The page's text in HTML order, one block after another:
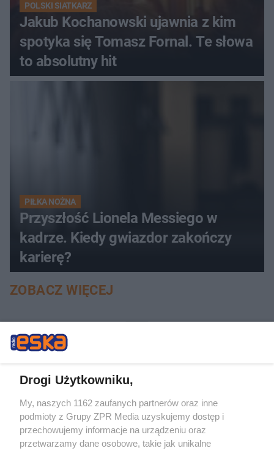
POLSKI SIATKARZ
Jakub Kochanowski ujawnia z kim
spotyka się Tomasz Fornal. Te słowa
to absolutny hit
PIŁKA NOŻNA
Przyszłość Lionela Messiego w
kadrze. Kiedy gwiazdor zakończy
karierę?
ZOBACZ WIĘCEJ
Drogi Użytkowniku,
My, naszych 1162 zaufanych partnerów oraz inne
podmioty z Grupy ZPR Media uzyskujemy dostęp i
przechowujemy informacje na urządzeniu oraz
przetwarzamy dane osobowe, takie jak unikalne